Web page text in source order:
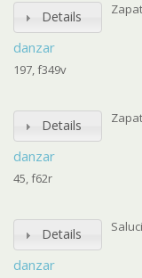
Details
danzar
197, f349v
Details
danzar
45, f62r
Details
danzar